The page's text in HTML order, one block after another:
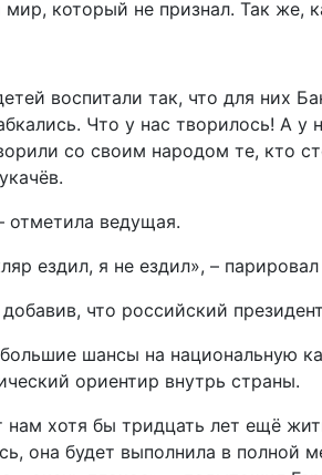
который не признал. Так же,
воспитали так, что для них
Что у нас творилось!
со своим народом те, кто
ведущая.
ездил, я не ездил», – парировал
что российский
шансы на национальную
ориентир внутрь страны.
хотя бы тридцать лет ещё
она будет выполнила в